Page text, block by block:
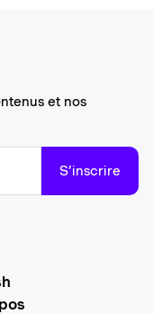
et nos
S’inscrire